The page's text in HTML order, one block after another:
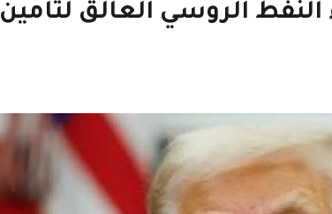
الروسي العالق لتأمين